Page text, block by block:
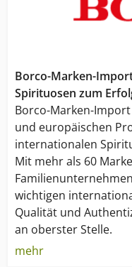
Borco-Marken-
Spirituosen zum
Borco-Marken-
und europäischen
internationalen
Mit mehr als 60
wichtigen
Qualität und
an oberster Stelle.
mehr